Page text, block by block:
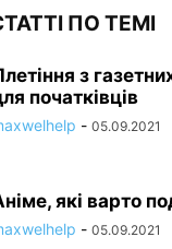
ПО ТЕМІ
з
початківців
- 05.09.2021
які варто
- 05.09.2021